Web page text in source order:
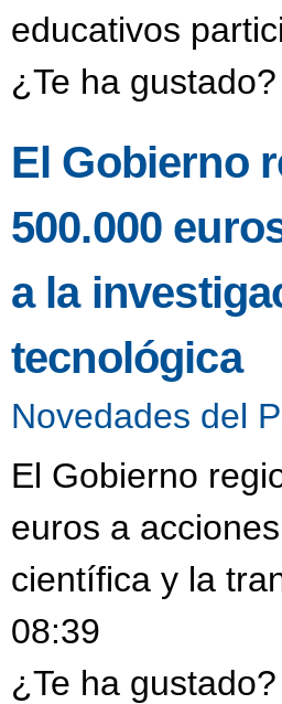
educativos
¿Te ha
El Gobierno
500.000
a la
tecnológica
Novedades del
El Gobierno
euros a
científica y la
08:39
¿Te ha